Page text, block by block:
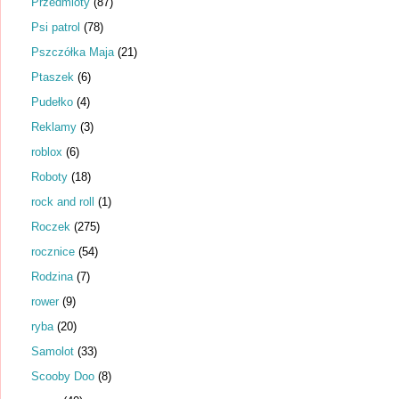
Psi patrol (78)
Pszczółka Maja (21)
Ptaszek (6)
Pudełko (4)
Reklamy (3)
roblox (6)
Roboty (18)
rock and roll (1)
Roczek (275)
rocznice (54)
Rodzina (7)
rower (9)
ryba (20)
Samolot (33)
Scooby Doo (8)